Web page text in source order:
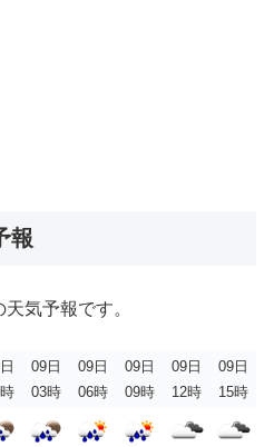
報
気予報です。
09日
03時
09日
06時
09日
09時
09日
12時
09日
15時